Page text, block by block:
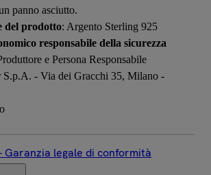
panno asciutto.
del prodotto: Argento Sterling 925
responsabile della sicurezza
e Persona Responsabile
- Via dei Gracchi 35, Milano -
Garanzia legale di conformità